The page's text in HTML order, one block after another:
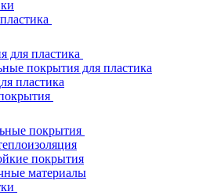
для пластика
покрытия для пластика
пластика
покрытия
покрытия
материалы